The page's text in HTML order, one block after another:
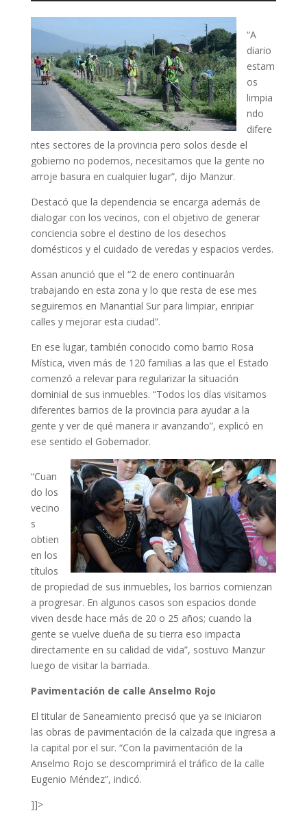
“A
diario
estam
os
limpia
ndo
difere
ntes sectores de la provincia pero solos desde el
gobierno no podemos, necesitamos que la gente no
arroje basura en cualquier lugar”, dijo Manzur.
Destacó que la dependencia se encarga además de
dialogar con los vecinos, con el objetivo de generar
conciencia sobre el destino de los desechos
domésticos y el cuidado de veredas y espacios verdes.
Assan anunció que el “2 de enero continuarán
trabajando en esta zona y lo que resta de ese mes
seguiremos en Manantial Sur para limpiar, enripiar
calles y mejorar esta ciudad”.
En ese lugar, también conocido como barrio Rosa
Mística, viven más de 120 familias a las que el Estado
comenzó a relevar para regularizar la situación
dominial de sus inmuebles. “Todos los días visitamos
diferentes barrios de la provincia para ayudar a la
gente y ver de qué manera ir avanzando”, explicó en
ese sentido el Gobernador.
“Cuan
do los
vecino
s
obtien
en los
títulos
de propiedad de sus inmuebles, los barrios comienzan
a progresar. En algunos casos son espacios donde
viven desde hace más de 20 o 25 años; cuando la
gente se vuelve dueña de su tierra eso impacta
directamente en su calidad de vida”, sostuvo Manzur
luego de visitar la barriada.
Pavimentación de calle Anselmo Rojo
El titular de Saneamiento precisó que ya se iniciaron
las obras de pavimentación de la calzada que ingresa a
la capital por el sur. “Con la pavimentación de la
Anselmo Rojo se descomprimirá el tráfico de la calle
Eugenio Méndez”, indicó.
]]>